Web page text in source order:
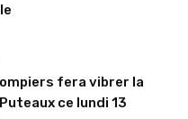
fera vibrer la
ce lundi 13